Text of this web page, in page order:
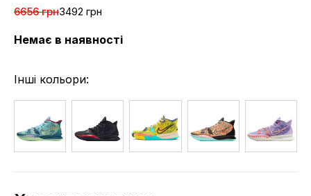
6656 грн3492 грн
Немає в наявності
Інші кольори: